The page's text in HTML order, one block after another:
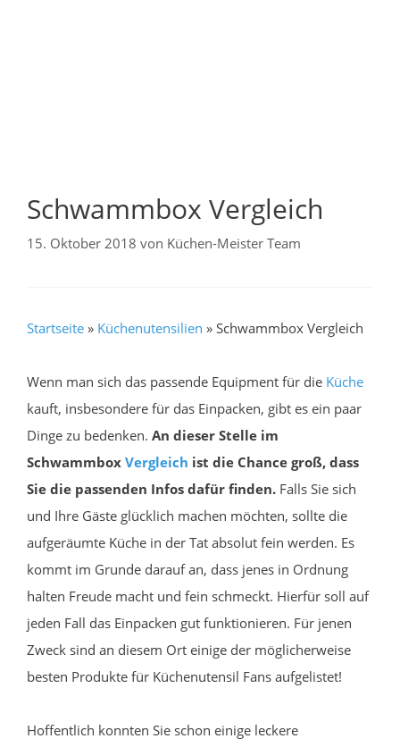
Schwammbox Vergleich
15. Oktober 2018 von Küchen-Meister Team
Startseite » Küchenutensilien » Schwammbox Vergleich
Wenn man sich das passende Equipment für die Küche
kauft, insbesondere für das Einpacken, gibt es ein paar
Dinge zu bedenken. An dieser Stelle im
Schwammbox Vergleich ist die Chance groß, dass
Sie die passenden Infos dafür finden. Falls Sie sich
und Ihre Gäste glücklich machen möchten, sollte die
aufgeräumte Küche in der Tat absolut fein werden. Es
kommt im Grunde darauf an, dass jenes in Ordnung
halten Freude macht und fein schmeckt. Hierfür soll auf
jeden Fall das Einpacken gut funktionieren. Für jenen
Zweck sind an diesem Ort einige der möglicherweise
besten Produkte für Küchenutensil Fans aufgelistet!
Hoffentlich konnten Sie schon einige leckere